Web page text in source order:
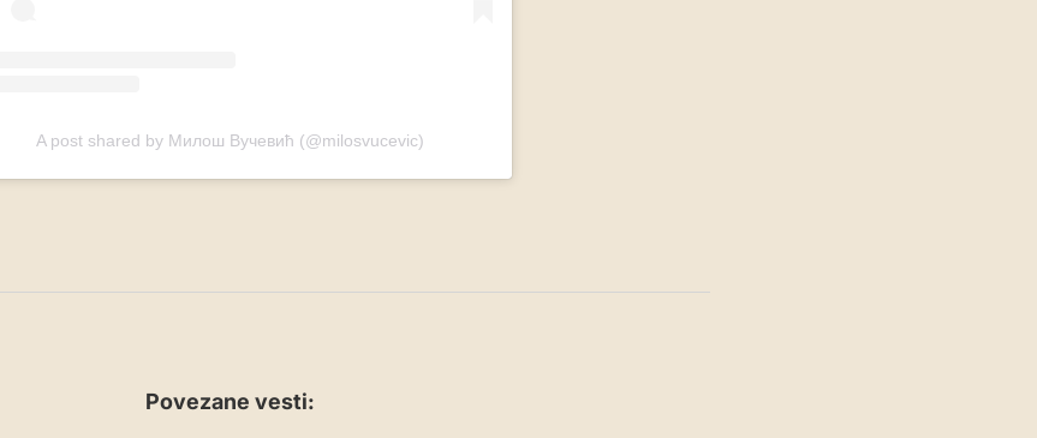
A post shared by Милош Вучевић (@milosvucevic)
Povezane vesti: